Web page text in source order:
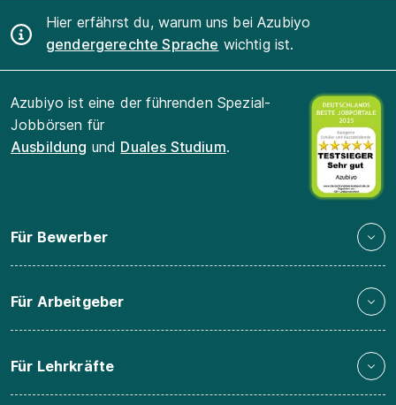
Hier erfährst du, warum uns bei Azubiyo
gendergerechte Sprache wichtig ist.
Azubiyo ist eine der führenden Spezial-
Jobbörsen für
Ausbildung und Duales Studium.
Für Bewerber
Für Arbeitgeber
Für Lehrkräfte